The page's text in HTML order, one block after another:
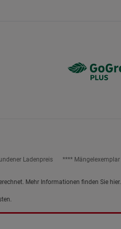
Ladenpreis
**** Mängelexemplar
Mehr Informationen finden Sie hier.